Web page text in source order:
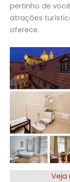
pertinho de
atrações
oferece.
Veja